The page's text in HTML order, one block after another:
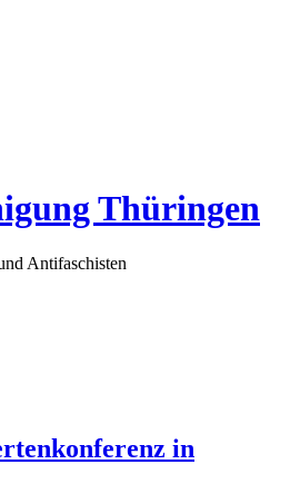
Thüringen
Antifaschisten
in